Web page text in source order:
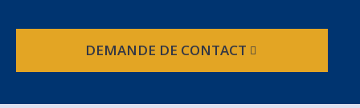
DEMANDE DE CONTACT